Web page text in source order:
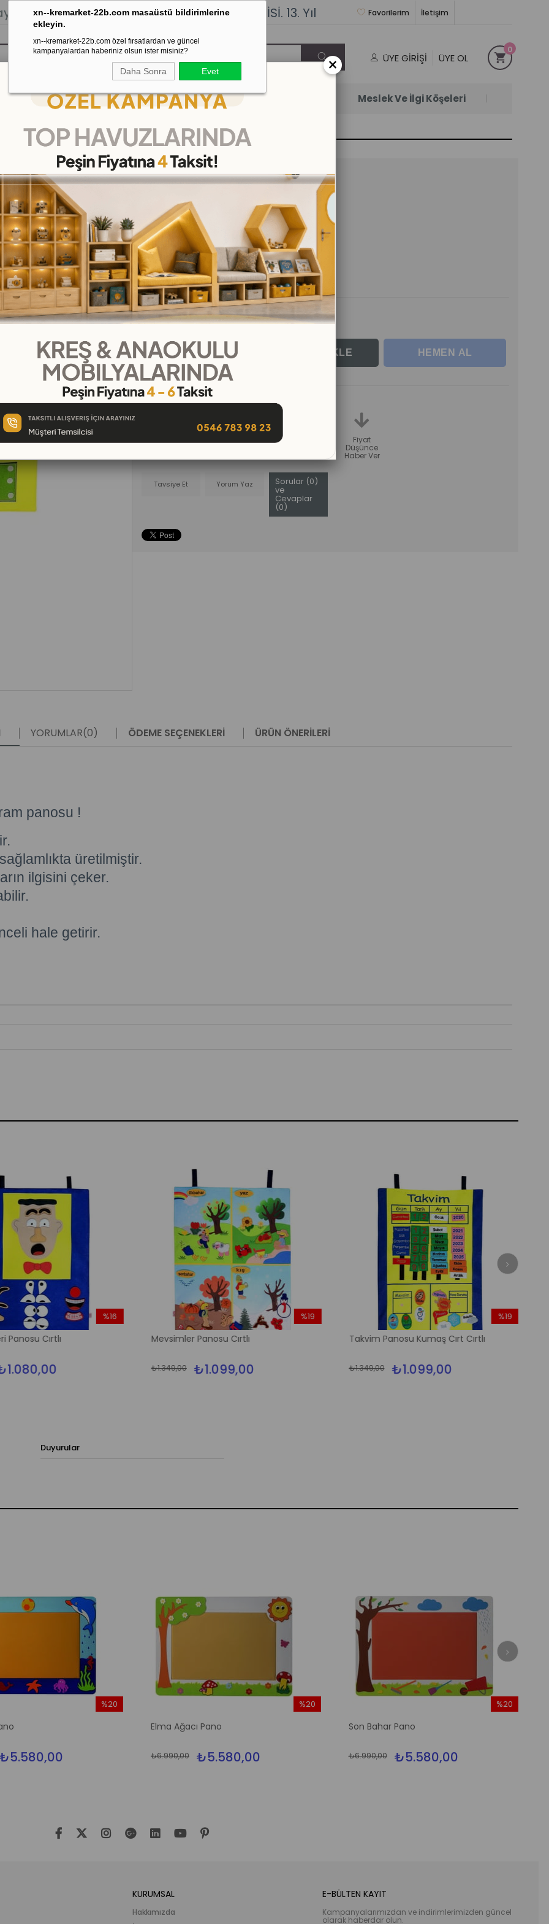
xn--kremarket-22b.com masaüstü bildirimlerine
ekleyin.
xn--kremarket-22b.com özel fırsatlardan ve güncel
kampanyalardan haberiniz olsun ister misiniz?
Daha Sonra Evet
Stoktan Gönderim.% 100İADEGARANTİSİ. 13. Yıl İletişim
Favorilerim
ÜYE GIRIŞI ÜYE OL
0
Kaydırak Salıncak Tahterevalli Çok Satanlar Meslek Ve İlgi Köşeleri
Sayı Panosu Kumaş Cırtlı
Sayı Panosu Kumaş Cırtlı
(KMKP60)
%
19
İNDIRIM
₺1.349,00 (KDV Dahil)
₺1.099,00 (KDV Dahil)
₺91,58 `den başlayan taksitlerle
İstek Listeme Fiyat
Düşünce
Haber Ver
Tavsiye Et Yorum Yaz Sorular (0)
ve
Cevaplar
(0)
YORUMLAR(0) ÖDEME SEÇENEKLERI ÜRÜN ÖNERILERI
panosu !
üretilmiştir.
ilgisini çeker.
hale getirir.
Panosu Cırtlı
%16
Mevsimler Panosu Cırtlı
₺1.099,00
₺1.349,00
%19
Takvim Panosu Kumaş Cırt Cırtlı
₺1.099,00
₺1.349,00
%19
Duyurular
₺5.580,00
%20
Elma Ağacı Pano
₺5.580,00
₺6.990,00
%20
Son Bahar Pano
₺5.580,00
₺6.990,00
%20
KURUMSAL
Hakkımızda
E-BÜLTEN KAYIT
Kampanyalarımızdan ve indirimlerimizden güncel
olarak haberdar olun.
×